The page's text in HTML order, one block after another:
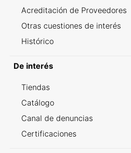
Acreditación de Proveedores
Otras cuestiones de interés
Histórico
De interés
Tiendas
Catálogo
Canal de denuncias
Certificaciones